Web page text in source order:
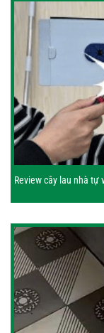
Review cây lau nhà tự